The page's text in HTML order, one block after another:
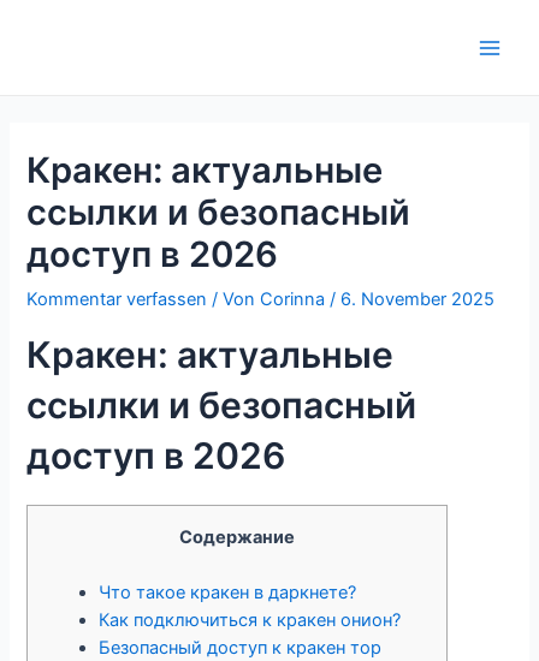
Кракен: актуальные
ссылки и безопасный
доступ в 2026
Kommentar verfassen / VonCorinna/ 6. November 2025
Кракен: актуальные
ссылки и безопасный
доступ в 2026
Содержание
Что такое кракен в даркнете?
Как подключиться к кракен онион?
Безопасный доступ к кракен тор